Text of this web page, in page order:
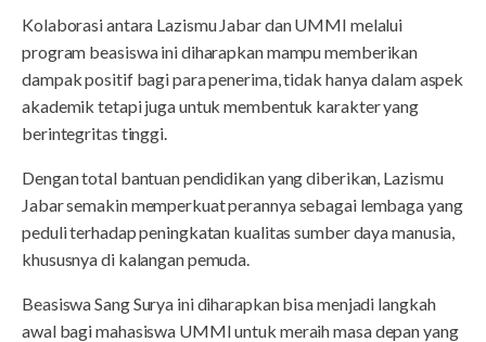
Kolaborasi antara Lazismu Jabar dan UMMI melalui
program beasiswa ini diharapkan mampu memberikan
dampak positif bagi para penerima, tidak hanya dalam aspek
akademik tetapi juga untuk membentuk karakter yang
berintegritas tinggi.
Dengan total bantuan pendidikan yang diberikan, Lazismu
Jabar semakin memperkuat perannya sebagai lembaga yang
peduli terhadap peningkatan kualitas sumber daya manusia,
khususnya di kalangan pemuda.
Beasiswa Sang Surya ini diharapkan bisa menjadi langkah
awal bagi mahasiswa UMMI untuk meraih masa depan yang